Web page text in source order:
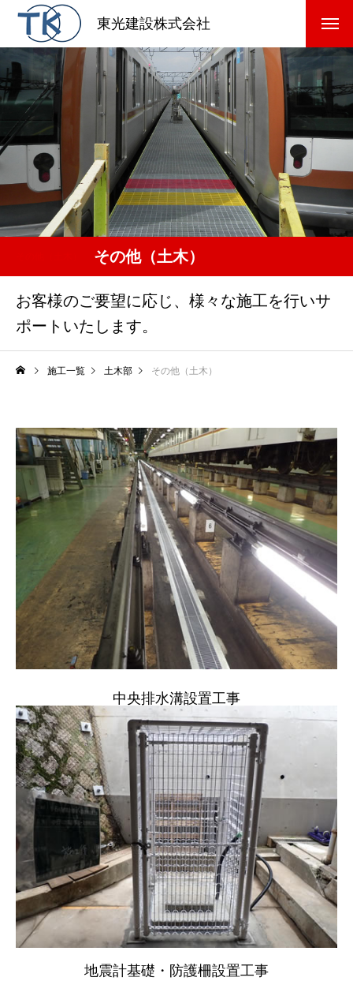
東光建設株式会社
その他（土木）
お客様のご要望に応じ、様々な施工を行いサ
ポートいたします。
施工一覧 土木部 その他（土木）
中央排水溝設置工事
地震計基礎・防護柵設置工事